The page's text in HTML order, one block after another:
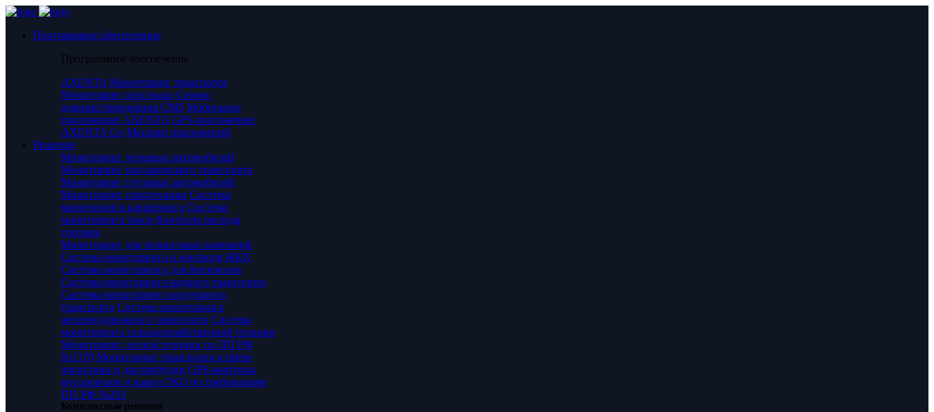
Программное обеспечение
Программное обеспечение
AXENTA Мониторинг транспорта
Мониторинг персонала Сервис
администрирования CMS Мобильное
приложение AXENTA GPS-приложение
AXENTA Go Магазин приложений
Решения
Мониторинг легковых автомобилей
Мониторинг пассажирского транспорта
Мониторинг грузовых автомобилей
Мониторинг спецтехники Система
мониторинга каршеринга Система
мониторинга такси Контроль расхода
топлива
Мониторинг для лизинговых компаний
Система мониторинга и контроля ЖКХ
Система мониторинга для бензовозов
Система мониторинга водного транспорта
Система мониторинга воздушного
транспорта Система мониторинга
железнодорожного транспорта Система
мониторинга сельскохозяйственной техники
Мониторинг лесной техники по ПП РФ
№1378 Мониторинг транспорта в сфере
логистики и дистрибуции GPS-контроль
мусоровозов и вывоз ТКО по требованиям
ПП РФ №293
Комплексные решения